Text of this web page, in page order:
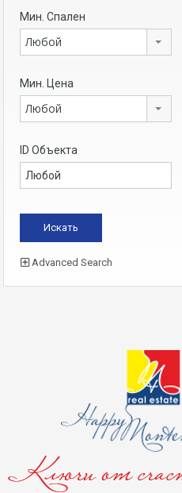
Мин. Спален
Любой
Мин. Цена
Любой
ID Объекта
Advanced Search